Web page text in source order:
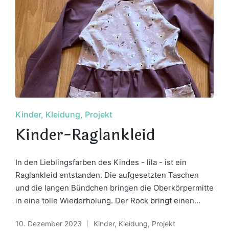
Posted
in
Kinder Kleidung Projekt
Kinder-Raglankleid
In den Lieblingsfarben des Kindes - lila - ist ein
Raglankleid entstanden. Die aufgesetzten Taschen
und die langen Bündchen bringen die Oberkörpermitte
in eine tolle Wiederholung. Der Rock bringt einen…
10. Dezember 2023
Posted
Kinder, Kleidung, Projekt